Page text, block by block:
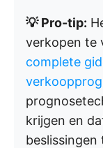
💡 Pro-tip:
verkopen te
complete
krijgen en
beslissingen